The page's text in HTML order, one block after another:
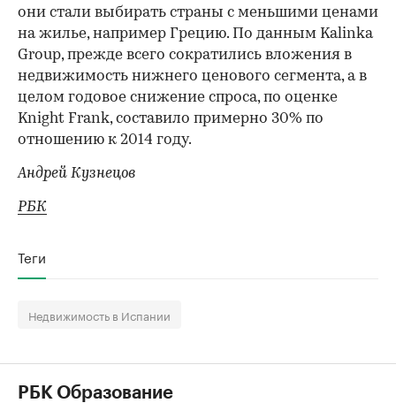
они стали выбирать страны с меньшими ценами
на жилье, например​ Грецию. По данным Kalinka
Group, прежде всего сократились вложения в
недвижимость нижнего ценового сегмента, а в
целом годовое снижение спроса, по оценке
Knight Frank, составило примерно 30% по
отношению к 2014 году.
Андрей Кузнецов
РБК
Теги
Недвижимость в Испании
РБК Образование